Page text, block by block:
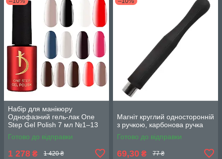
Набір для манікюру
Однофазний гель-лак One
Step Gel Polish 7 мл №1–13
13 шт
Готово до відправки
1 278 ₴ 1 420 ₴
Магніт круглий односторонній
з ручкою, карбонова ручка
Готово до відправки
69,30 ₴ 77 ₴